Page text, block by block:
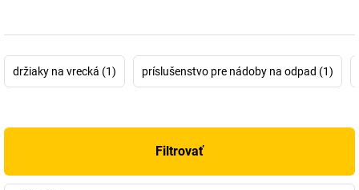
+Zobraziť viac
držiaky na vrecká (1)
príslušenstvo pre nádoby na odpad (1)
Filtrovať